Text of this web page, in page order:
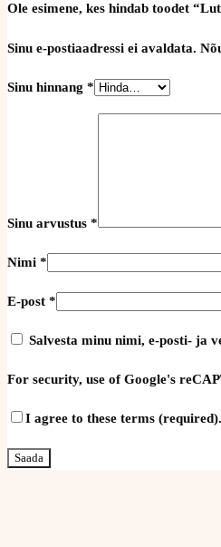
Ole esimene, kes hindab toodet
Sinu e-postiaadressi ei avaldata.
Sinu hinnang *
Sinu arvustus *
Nimi *
E-post *
Salvesta minu nimi, e-posti- ja
For security, use of Google's
I agree to these terms (required).